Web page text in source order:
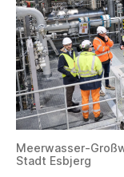
Meerwasser-
Stadt Esbjerg